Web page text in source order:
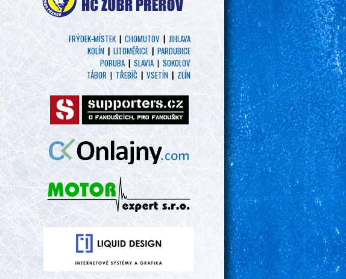
FRÝDEK-MÍSTEK| CHOMUTOV | JIHLAVA
KOLÍN | LITOMĚŘICE | PARDUBICE
PORUBA | SLAVIA | SOKOLOV
TÁBOR | TŘEBÍČ | VSETÍN | ZLÍN